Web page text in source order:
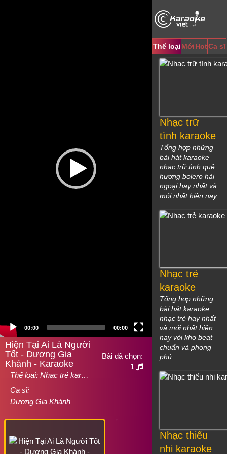
00:00 00:00
Hiện Tại Ai Là Người
Tốt - Dương Gia
Khánh - Karaoke
Thể loại: Nhạc trẻ kar…
Ca sĩ:
Dương Gia Khánh
Bài đã chọn:
1
Thể loạiMớiHotCa sĩ
Nhạc trữ
tình karaoke
Tổng hợp những
bài hát karaoke
nhạc trữ tình quê
hương bolero hải
ngoại hay nhất và
mới nhất hiện nay.
Nhạc trẻ
karaoke
Tổng hợp những
bài hát karaoke
nhạc trẻ hay nhất
và mới nhất hiện
nay với kho beat
chuẩn và phong
phú.
Nhạc thiếu
nhi karaoke